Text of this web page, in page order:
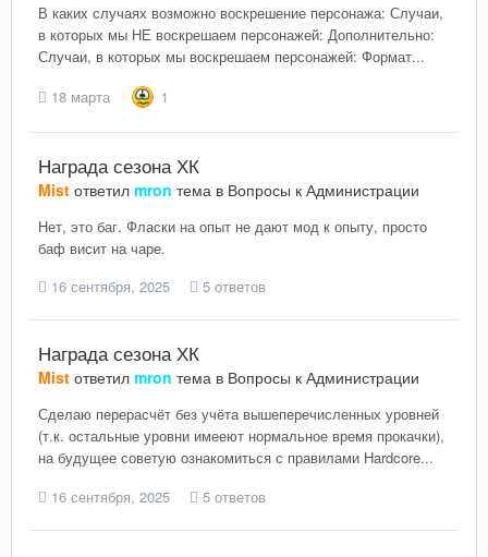
В каких случаях возможно воскрешение персонажа: Случаи,
в которых мы НЕ воскрешаем персонажей: Дополнительно:
Случаи, в которых мы воскрешаем персонажей: Формат...
18 марта
1
Награда сезона ХК
Mist ответил mron тема в Вопросы к Администрации
Нет, это баг. Фласки на опыт не дают мод к опыту, просто
баф висит на чаре.
16 сентября, 2025
5 ответов
Награда сезона ХК
Mist ответил mron тема в Вопросы к Администрации
Сделаю перерасчёт без учёта вышеперечисленных уровней
(т.к. остальные уровни имееют нормальное время прокачки),
на будущее советую ознакомиться с правилами Hardcore...
16 сентября, 2025
5 ответов